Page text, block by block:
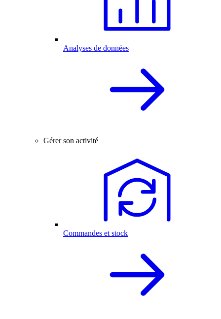
Analyses de données
Gérer son activité
Commandes et stock